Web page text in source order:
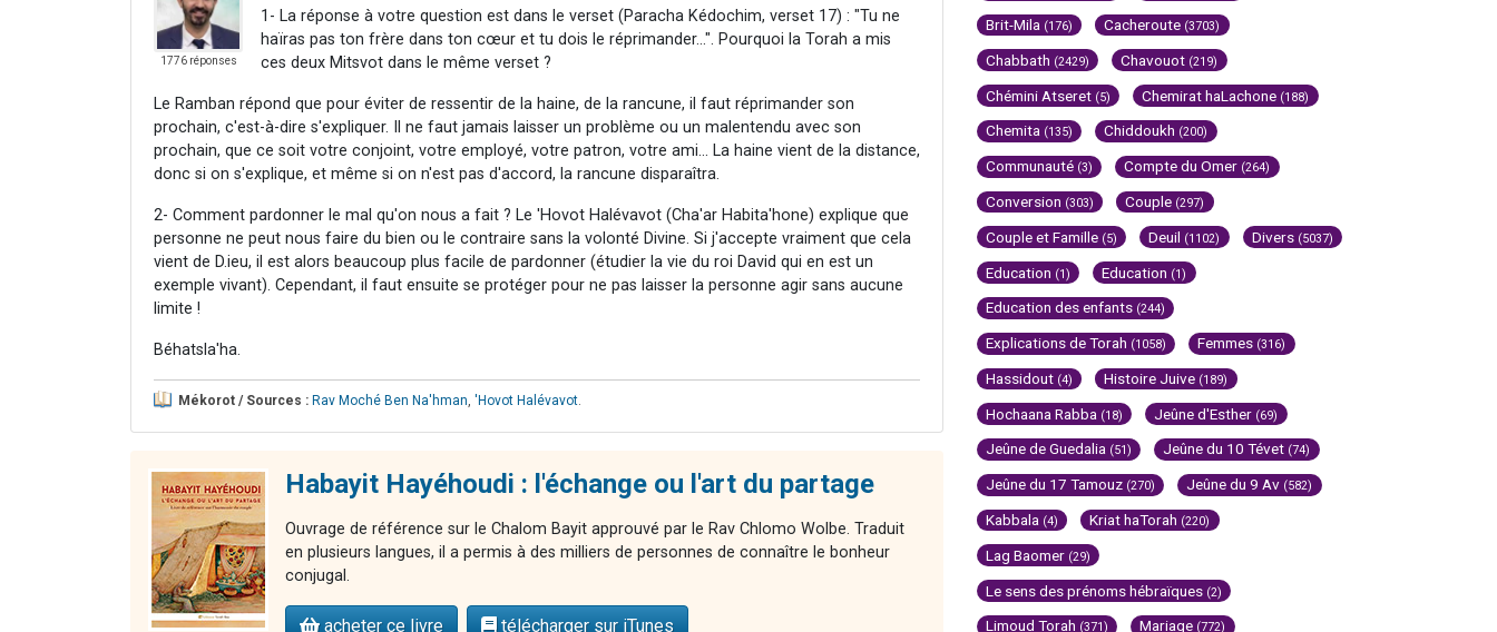
1776 réponses
1- La réponse à votre question est dans le verset (Paracha Kédochim, verset 17) : "Tu ne
haïras pas ton frère dans ton cœur et tu dois le réprimander...". Pourquoi la Torah a mis
ces deux Mitsvot dans le même verset ?
Le Ramban répond que pour éviter de ressentir de la haine, de la rancune, il faut réprimander son
prochain, c'est-à-dire s'expliquer. Il ne faut jamais laisser un problème ou un malentendu avec son
prochain, que ce soit votre conjoint, votre employé, votre patron, votre ami... La haine vient de la distance,
donc si on s'explique, et même si on n'est pas d'accord, la rancune disparaîtra.
2- Comment pardonner le mal qu'on nous a fait ? Le 'Hovot Halévavot (Cha'ar Habita'hone) explique que
personne ne peut nous faire du bien ou le contraire sans la volonté Divine. Si j'accepte vraiment que cela
vient de D.ieu, il est alors beaucoup plus facile de pardonner (étudier la vie du roi David qui en est un
exemple vivant). Cependant, il faut ensuite se protéger pour ne pas laisser la personne agir sans aucune
limite !
Béhatsla'ha.
Mékorot / Sources : Rav Moché Ben Na'hman 'Hovot Halévavot
Habayit Hayéhoudi : l'échange ou l'art du partage
Ouvrage de référence sur le Chalom Bayit approuvé par le Rav Chlomo Wolbe. Traduit
en plusieurs langues, il a permis à des milliers de personnes de connaître le bonheur
conjugal.
acheter ce livre télécharger sur iTunes
Brit-Mila (176) Cacheroute (3703)
Chabbath (2429) Chavouot (219)
Chémini Atseret (5) Chemirat haLachone (188)
Chemita (135) Chiddoukh (200)
Communauté (3) Compte du Omer (264)
Conversion (303) Couple (297)
Couple et Famille (5) Deuil (1102) Divers (5037)
Education (1) Education (1)
Education des enfants (244)
Explications de Torah (1058) Femmes (316)
Hassidout (4) Histoire Juive (189)
Hochaana Rabba (18) Jeûne d'Esther (69)
Jeûne de Guedalia (51) Jeûne du 10 Tévet (74)
Jeûne du 17 Tamouz (270) Jeûne du 9 Av (582)
Kabbala (4) Kriat haTorah (220)
Lag Baomer (29)
Le sens des prénoms hébraïques (2)
Limoud Torah (371) Mariage (772)